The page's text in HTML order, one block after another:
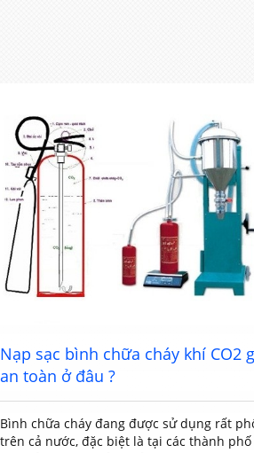
Nạp sạc bình chữa cháy khí CO2
an toàn ở đâu ?
Bình chữa cháy đang được sử dụng rất
trên cả nước, đặc biệt là tại các thành